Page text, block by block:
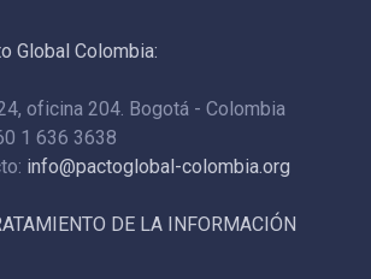
Global Colombia:
oficina 204. Bogotá - Colombia
1 636 3638
info@pactoglobal-colombia.org
DE LA INFORMACIÓN